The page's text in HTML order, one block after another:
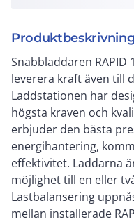
Produktbeskrivning
Snabbladdaren RAPID
leverera kraft även till
Laddstationen har
högsta kraven och
erbjuder den bästa
energihantering,
effektivitet. Laddarna
möjlighet till en eller
Lastbalansering
mellan installerade